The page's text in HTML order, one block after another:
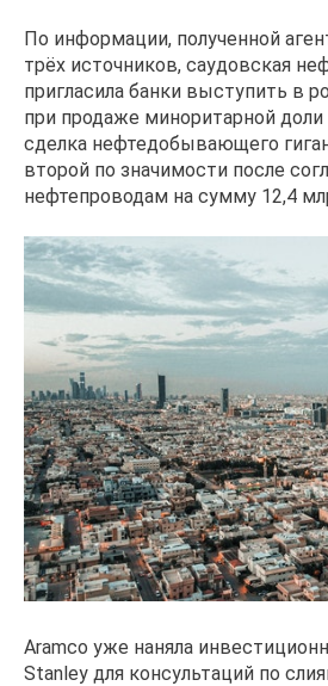
По информации, полученной
трёх источников, саудовская
пригласила банки выступить в
при продаже миноритарной доли
сделка нефтедобывающего
второй по значимости после
нефтепроводам на сумму 12,4
Aramco уже наняла
Stanley для консультаций по